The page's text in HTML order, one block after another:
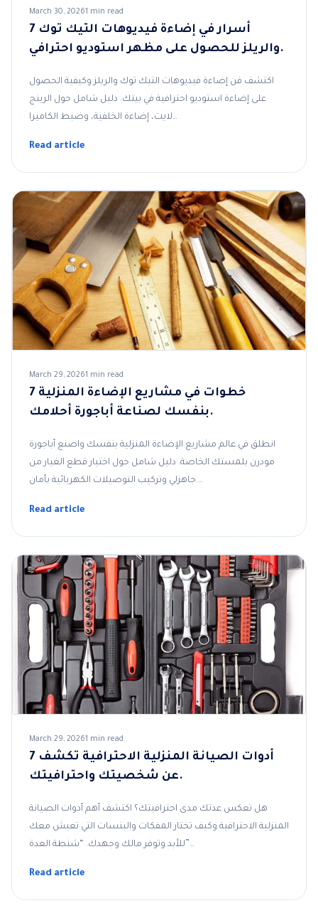
March 30, 20261 min read
7 أسرار في إضاءة فيديوهات التيك توك
والريلز للحصول على مظهر استوديو احترافي.
اكتشف فن إضاءة فيديوهات التيك توك والريلز وكيفية الحصول
على إضاءة استوديو احترافية في بيتك. دليل شامل حول الرينج
لايت، إضاءة الخلفية، وضبط الكاميرا…
Read article
March 29, 20261 min read
7 خطوات في مشاريع الإضاءة المنزلية
بنفسك لصناعة أباجورة أحلامك.
انطلق في عالم مشاريع الإضاءة المنزلية بنفسك واصنع أباجورة
مودرن بلمستك الخاصة. دليل شامل حول اختيار قطع الغيار من
جاهزلي وتركيب التوصيلات الكهربائية بأمان.…
Read article
March 29, 20261 min read
7 أدوات الصيانة المنزلية الاحترافية تكشف
عن شخصيتك واحترافيتك.
هل تعكس عدتك مدى احترافيتك؟ اكتشف أهم أدوات الصيانة
المنزلية الاحترافية وكيف تختار المفكات والبنسات التي تعيش معك
للأبد وتوفر مالك وجهدك. “شنطة العدة”…
Read article